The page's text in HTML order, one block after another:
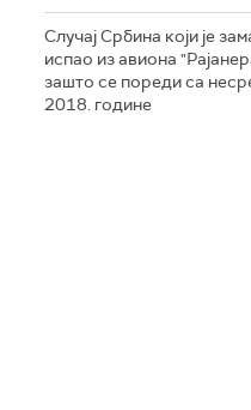
Случај Србина који је
испао из авиона
зашто се пореди са
2018. године